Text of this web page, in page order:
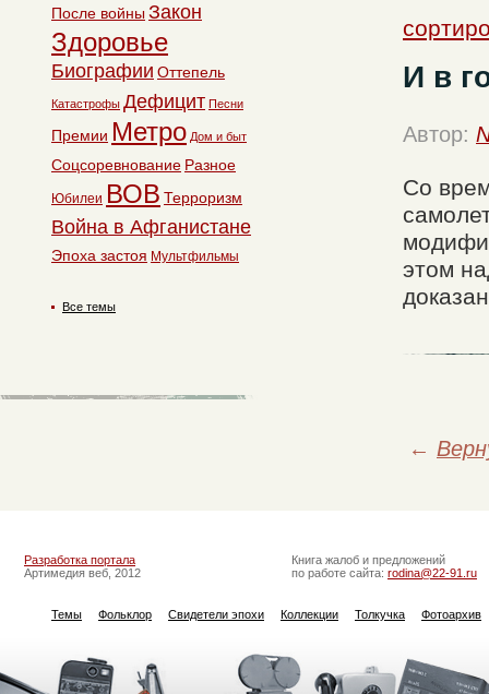
И в
Автор:
Со
этом
←
После войны Закон
Здоровье
Биографии Оттепель
Катастрофы Дефицит Песни
Премии Метро Дом и быт
Соцсоревнование Разное
Юбилеи ВОВ Терроризм
Война в Афганистане
Эпоха застоя Мультфильмы
Все темы
Разработка портала
Артимедия веб, 2012
Книга жалоб и предложений
по работе сайта: rodina@22-91.ru
Темы Фольклор Свидетели эпохи Коллекции Толкучка Фотоархив